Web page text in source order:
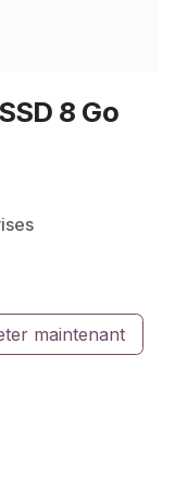
8 Go
maintenant